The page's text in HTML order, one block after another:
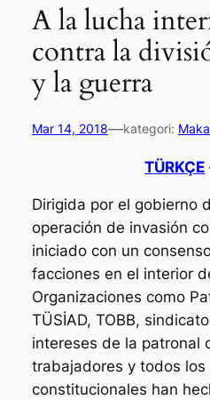
A la lucha
contra la
y la guerra
Mar 14, 2018—kategori:
TÜRKÇE
Dirigida por el gobierno
operación de invasión
iniciado con un
facciones en el interior
Organizaciones como
TÜSİAD, TOBB,
intereses de la patronal
trabajadores y todos los
constitucionales han